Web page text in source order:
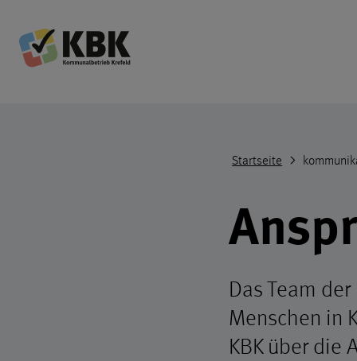
Kommunalbetrieb Krefeld Startseite
Startseite
Das Team
Menschen in
KBK über die